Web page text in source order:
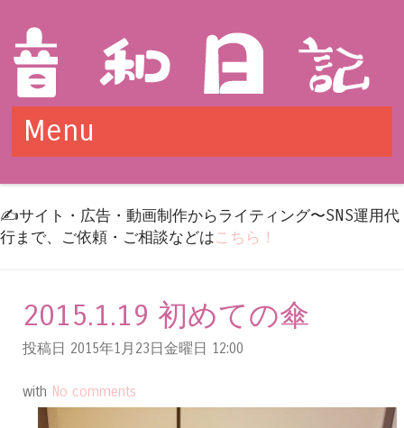
Menu
✍️サイト・広告・動画制作からライティング〜SNS運用代
行まで、ご依頼・ご相談などはこちら！
2015.1.19 初めての傘
投稿日 2015年1月23日金曜日 12:00
with No comments